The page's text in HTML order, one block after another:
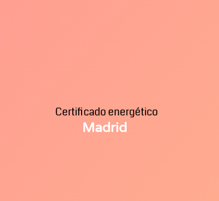
Certificado energético
Madrid